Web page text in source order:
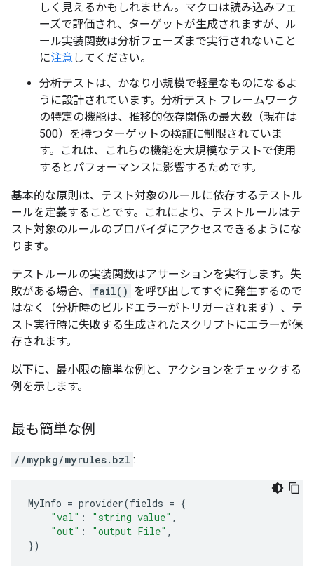
しく見えるかもしれません。マクロは読み込みフェ
ーズで評価され、ターゲットが生成されますが、ル
ール実装関数は分析フェーズまで実行されないこと
に注意 してください。
分析テストは、かなり小規模で軽量なものになるよ
うに設計されています。分析テスト フレームワーク
の特定の機能は、推移的依存関係の最大数（現在は
500）を持つターゲットの検証に制限されていま
す。これは、これらの機能を大規模なテストで使用
するとパフォーマンスに影響するためです。
基本的な原則は、テスト対象のルールに依存するテストル
ールを定義することです。これにより、テストルールはテ
スト対象のルールのプロバイダにアクセスできるようにな
ります。
テストルールの実装関数はアサーションを実行します。失
敗がある場合、
fail() を呼び出してすぐに発生するので
はなく（分析時のビルドエラーがトリガーされます）、テ
スト実行時に失敗する生成されたスクリプトにエラーが保
存されます。
以下に、最小限の簡単な例と、アクションをチェックする
例を示します。
最も簡単な例
//mypkg/myrules.bzl :
MyInfo = provider(fields = {
"val" : "string value" ,
"out" : "output File" ,
})